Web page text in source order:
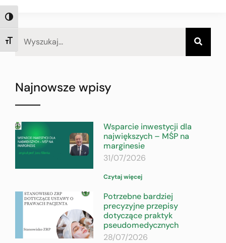
TOGGLE HIGH CONTRAST
TOGGLE FONT SIZE
Najnowsze wpisy
Wsparcie inwestycji dla
największych – MŚP na
marginesie
31/07/2026
Czytaj więcej
Potrzebne bardziej
precyzyjne przepisy
dotyczące praktyk
pseudomedycznych
28/07/2026